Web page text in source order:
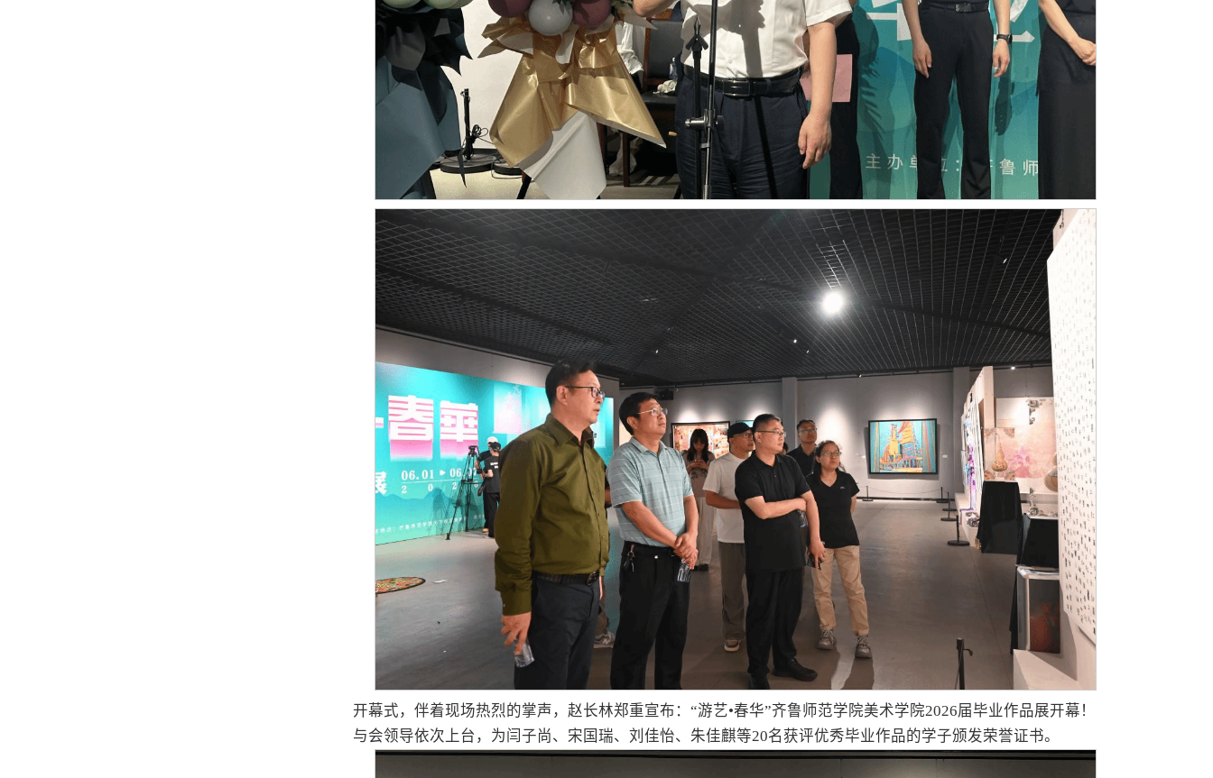
开幕式，伴着现场热烈的掌声，赵长林郑重宣布：“游艺•春华”齐鲁师范学院美术学院2026届毕业作品展开幕！
与会领导依次上台，为闫子尚、宋国瑞、刘佳怡、朱佳麒等20名获评优秀毕业作品的学子颁发荣誉证书。